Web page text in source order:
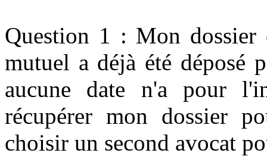
Question 1 : Mon dossier
mutuel a déjà été déposé
aucune date n'a pour
récupérer mon dossier
choisir un second avocat